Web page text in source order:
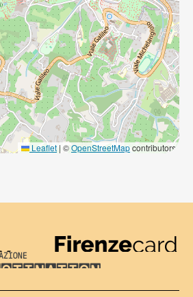
Leaflet | ©OpenStreetMapcontributors
Firenze Card
Florence